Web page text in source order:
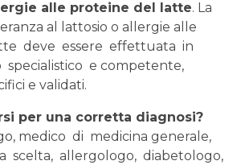
alle proteine del latte. La
al lattosio o allergie alle
deve essere effettuata in
specialistico e competente,
e validati.
per una corretta diagnosi?
medico di medicina generale,
scelta, allergologo, diabetologo,